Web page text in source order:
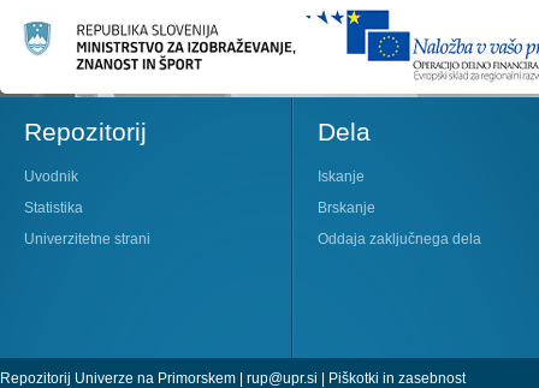
Repozitorij
Uvodnik
Statistika
Univerzitetne strani
Dela
Iskanje
Brskanje
Oddaja zaključnega dela
Repozitorij Univerze na Primorskem | rup@upr.si | Piškotki in zasebnost